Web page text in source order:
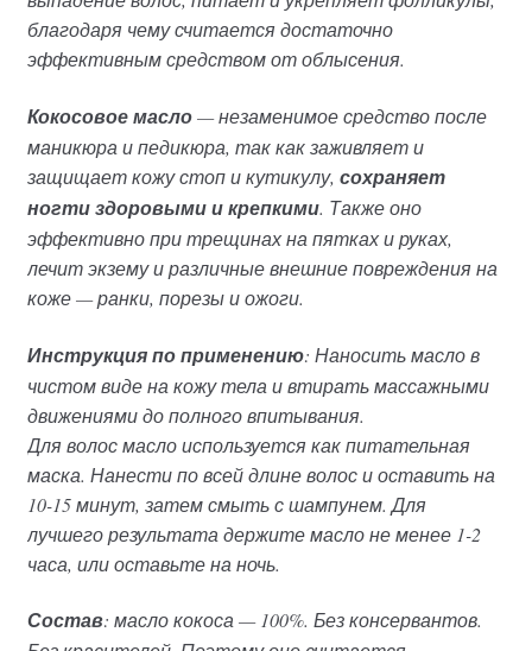
благодаря чему считается достаточно
эффективным средством от облысения.
Кокосовое масло— незаменимое средство после
маникюра и педикюра, так как заживляет и
защищает кожу стоп и кутикулу, сохраняет
ногти здоровыми и крепкими. Также оно
эффективно при трещинах на пятках и руках,
лечит экзему и различные внешние повреждения на
коже — ранки, порезы и ожоги.
Инструкция по применению: Наносить масло в
чистом виде на кожу тела и втирать массажными
движениями до полного впитывания.
Для волос масло используется как питательная
маска. Нанести по всей длине волос и оставить на
10-15 минут, затем смыть с шампунем. Для
лучшего результата держите масло не менее 1-2
часа, или оставьте на ночь.
Состав: масло кокоса — 100%. Без консервантов.